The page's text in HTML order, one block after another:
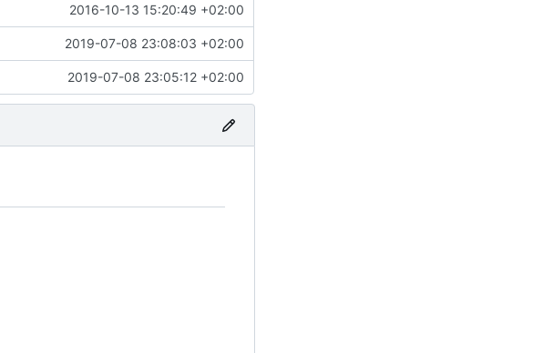
2016-10-13 15:20:49 +02:00
2019-07-08 23:08:03 +02:00
2019-07-08 23:05:12 +02:00